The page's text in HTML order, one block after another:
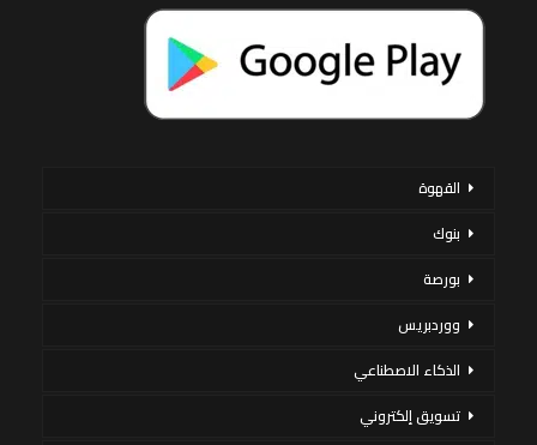
القهوة
بنوك
بورصة
ووردبريس
الذكاء الاصطناعي
تسويق إلكتروني